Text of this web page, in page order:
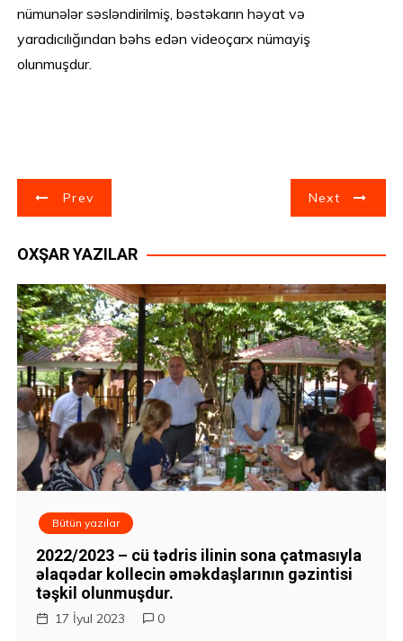
nümunələr səsləndirilmiş, bəstəkarın həyat və
yaradıcılığından bəhs edən videoçarx nümayiş
olunmuşdur.
Y
z
ı
n
a
v
i
Prev Next
OXŞAR YAZILAR
Bütün yazılar
2022/2023 – cü tədris ilinin sona çatmasıyla
əlaqədar kollecin əməkdaşlarının gəzintisi
təşkil olunmuşdur.
17 İyul 2023 0